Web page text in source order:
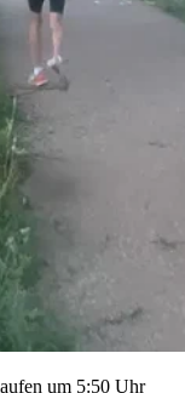
um 5:50 Uhr